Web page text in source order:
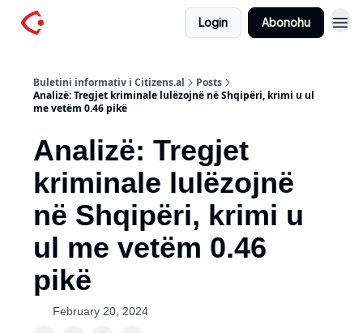
Login Abonohu
Buletini informativ i Citizens.al
Posts
Analizë: Tregjet kriminale lulëzojnë në Shqipëri, krimi u ul
me vetëm 0.46 pikë
Analizë: Tregjet
kriminale lulëzojnë
në Shqipëri, krimi u
ul me vetëm 0.46
pikë
February 20, 2024